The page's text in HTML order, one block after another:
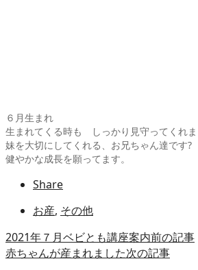
６月生まれ
生まれてくる時も しっかり見守ってくれま
妹を大切にしてくれる、お兄ちゃん達です?
健やかな成長を願ってます。
Share
お産, その他
2021年７月ベビとも講座案内前の記事
赤ちゃんが産まれました次の記事